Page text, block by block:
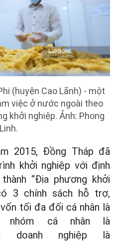
(huyện Cao Lãnh) - một
việc ở nước ngoài theo
khởi nghiệp. Ảnh: Phong
Linh.
2015, Đồng Tháp đã
khởi nghiệp với định
“Địa phương khởi
3 chính sách hỗ trợ,
tối đa đối cá nhân là
nhóm cá nhân là
doanh nghiệp là